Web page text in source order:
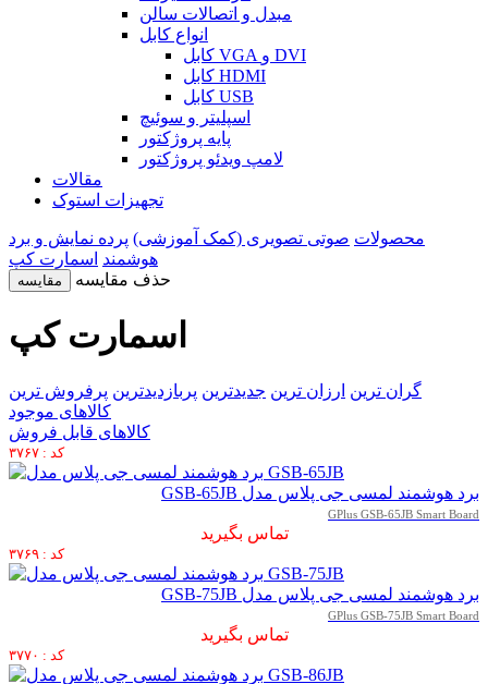
مبدل و اتصالات سالن
انواع کابل
کابل VGA و DVI
کابل HDMI
کابل USB
اسپلیتر و سوئیچ
پایه پروژکتور
لامپ ویدئو پروژکتور
مقالات
تجهیزات استوک
محصولات صوتی تصویری (کمک آموزشی) پرده نمایش و برد
هوشمند اسمارت کپ
مقایسه حذف مقایسه
اسمارت کپ
گران ترین ارزان ترین جدیدترین پربازدیدترین پرفروش ترین
کالاهای موجود
کالاهای قابل فروش
کد : ۳۷۶۷
برد هوشمند لمسی جی پلاس مدل GSB-65JB
GPlus GSB-65JB Smart Board
تماس بگیرید
کد : ۳۷۶۹
برد هوشمند لمسی جی پلاس مدل GSB-75JB
GPlus GSB-75JB Smart Board
تماس بگیرید
کد : ۳۷۷۰